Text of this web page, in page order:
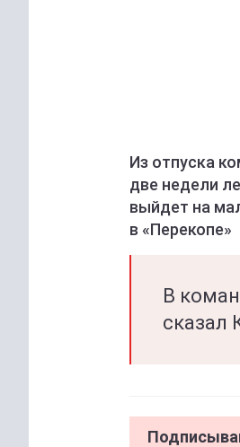
Из отпуска
две недели
выйдет на
в «Перекопе»
В
сказал